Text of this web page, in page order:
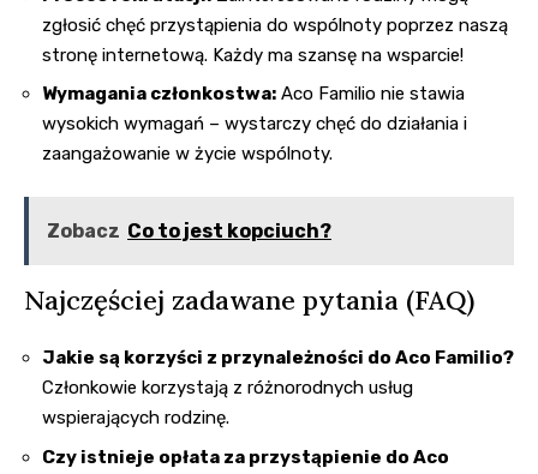
zgłosić chęć przystąpienia do wspólnoty poprzez naszą
stronę internetową. Każdy ma szansę na wsparcie!
Wymagania członkostwa: Aco Familio nie stawia
wysokich wymagań – wystarczy chęć do działania i
zaangażowanie w życie wspólnoty.
Zobacz Co to jest kopciuch?
Najczęściej zadawane pytania (FAQ)
Jakie są korzyści z przynależności do Aco Familio?
Członkowie korzystają z różnorodnych usług
wspierających rodzinę.
Czy istnieje opłata za przystąpienie do Aco